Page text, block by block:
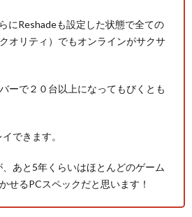
にReshadeも設定した状態で全ての
オリティ）でもオンラインがサクサ
ーで２０台以上になってもびくとも
できます。
あと5年くらいはほとんどのゲーム
せるPCスペックだと思います！